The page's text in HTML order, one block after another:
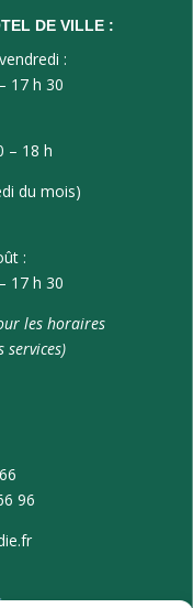
DE VILLE :
:
17 h 30
– 18 h
du mois)
:
17 h 30
les horaires
services)
96